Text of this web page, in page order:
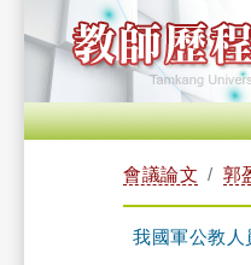
會議論文 郭
我國軍公教人